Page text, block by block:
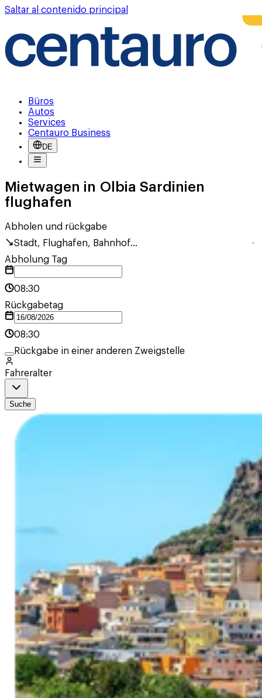
Saltar al contenido principal
Büros
Autos
Services
Centauro Business
DE
Mietwagen in Olbia Sardinien
flughafen
Abholen und rückgabe
Stadt, Flughafen, Bahnhof...
Abholung Tag
08:30
Rückgabetag
08:30
Rückgabe in einer anderen Zweigstelle
Fahreralter
Suche